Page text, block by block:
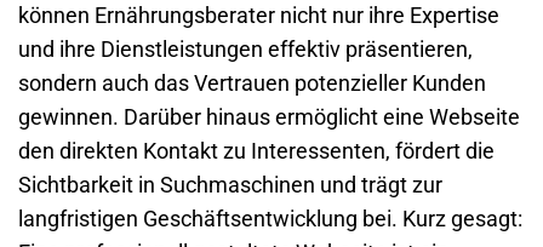
können Ernährungsberater nicht nur ihre Expertise
und ihre Dienstleistungen effektiv präsentieren,
sondern auch das Vertrauen potenzieller Kunden
gewinnen. Darüber hinaus ermöglicht eine Webseite
den direkten Kontakt zu Interessenten, fördert die
Sichtbarkeit in Suchmaschinen und trägt zur
langfristigen Geschäftsentwicklung bei. Kurz gesagt: